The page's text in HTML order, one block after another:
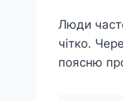
Люди
чітко.
поясню